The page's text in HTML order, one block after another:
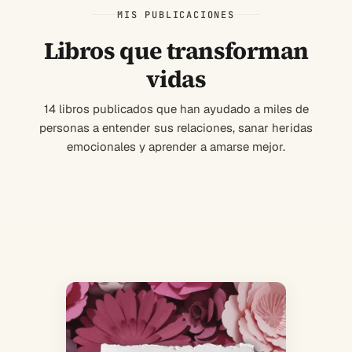
MIS PUBLICACIONES
Libros que transforman
vidas
14 libros publicados que han ayudado a miles de
personas a entender sus relaciones, sanar heridas
emocionales y aprender a amarse mejor.